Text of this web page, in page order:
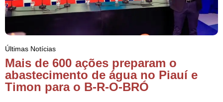
Últimas Notícias
Mais de 600 ações preparam o
abastecimento de água no Piauí e
Timon para o B-R-O-BRÓ